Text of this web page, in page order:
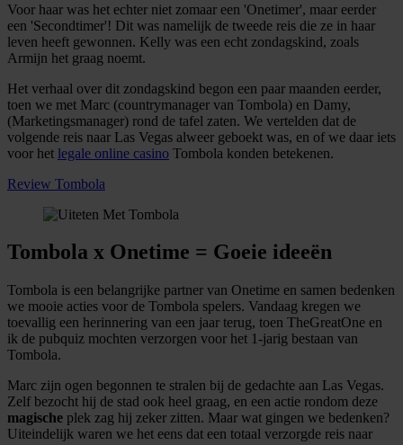
Voor haar was het echter niet zomaar een 'Onetimer', maar eerder
een 'Secondtimer'! Dit was namelijk de tweede reis die ze in haar
leven heeft gewonnen. Kelly was een echt zondagskind, zoals
Armijn het graag noemt.
Het verhaal over dit zondagskind begon een paar maanden eerder,
toen we met Marc (countrymanager van Tombola) en Damy,
(Marketingsmanager) rond de tafel zaten. We vertelden dat de
volgende reis naar Las Vegas alweer geboekt was, en of we daar iets
voor het legale online casino Tombola konden betekenen.
Review Tombola
Tombola x Onetime = Goeie ideeën
Tombola is een belangrijke partner van Onetime en samen bedenken
we mooie acties voor de Tombola spelers. Vandaag kregen we
toevallig een herinnering van een jaar terug, toen TheGreatOne en
ik de pubquiz mochten verzorgen voor het 1-jarig bestaan van
Tombola.
Marc zijn ogen begonnen te stralen bij de gedachte aan Las Vegas.
Zelf bezocht hij de stad ook heel graag, en een actie rondom deze
magische plek zag hij zeker zitten. Maar wat gingen we bedenken?
Uiteindelijk waren we het eens dat een totaal verzorgde reis naar